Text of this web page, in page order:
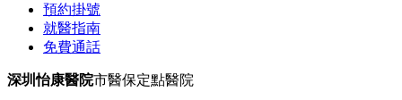
預約掛號
就醫指南
免費通話
深圳怡康醫院市醫保定點醫院